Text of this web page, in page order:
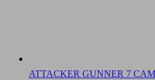
ATTACKER GUNNER 7